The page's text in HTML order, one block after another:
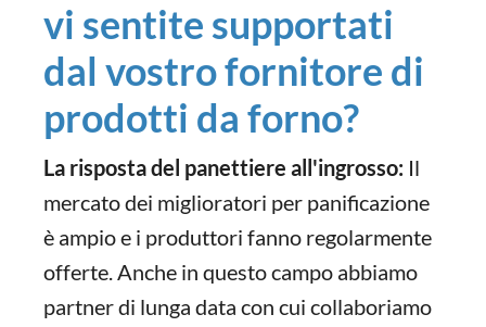
vi sentite supportati
dal vostro fornitore di
prodotti da forno?
La risposta del panettiere all'ingrosso: Il
mercato dei miglioratori per panificazione
è ampio e i produttori fanno regolarmente
offerte. Anche in questo campo abbiamo
partner di lunga data con cui collaboriamo